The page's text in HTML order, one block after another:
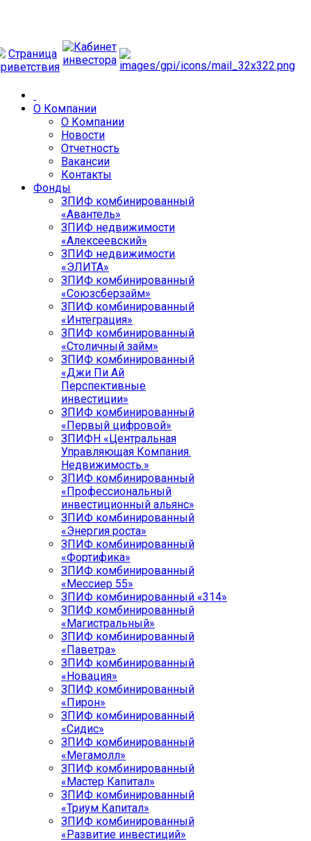
О Компании
О Компании
Новости
Отчетность
Вакансии
Контакты
Фонды
ЗПИФ комбинированный
«Авантель»
ЗПИФ недвижимости
«Алексеевский»
ЗПИФ недвижимости
«ЭЛИТА»
ЗПИФ комбинированный
«Союзсберзайм»
ЗПИФ комбинированный
«Интеграция»
ЗПИФ комбинированный
«Столичный займ»
ЗПИФ комбинированный
«Джи Пи Ай
Перспективные
инвестиции»
ЗПИФ комбинированный
«Первый цифровой»
ЗПИФН «Центральная
Управляющая Компания.
Недвижимость.»
ЗПИФ комбинированный
«Профессиональный
инвестиционный альянс»
ЗПИФ комбинированный
«Энергия роста»
ЗПИФ комбинированный
«Фортифика»
ЗПИФ комбинированный
«Мессиер 55»
ЗПИФ комбинированный «314»
ЗПИФ комбинированный
«Магистральный»
ЗПИФ комбинированный
«Паветра»
ЗПИФ комбинированный
«Новация»
ЗПИФ комбинированный
«Пирон»
ЗПИФ комбинированный
«Сидис»
ЗПИФ комбинированный
«Мегамолл»
ЗПИФ комбинированный
«Мастер Капитал»
ЗПИФ комбинированный
«Триум Капитал»
ЗПИФ комбинированный
«Развитие инвестиций»